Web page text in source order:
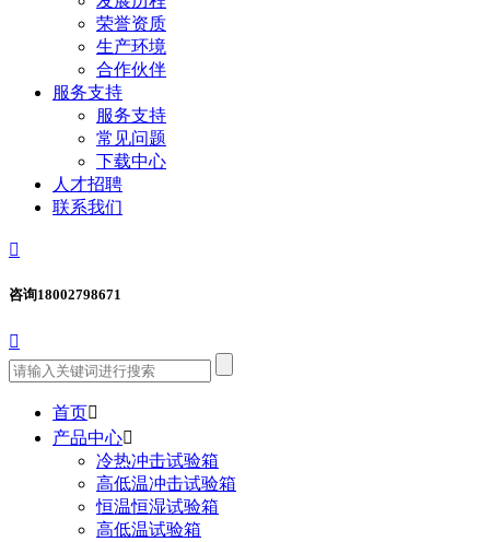
荣誉资质
生产环境
合作伙伴
服务支持
服务支持
常见问题
下载中心
人才招聘
联系我们

咨询18002798671

首页
产品中心
冷热冲击试验箱
高低温冲击试验箱
恒温恒湿试验箱
高低温试验箱